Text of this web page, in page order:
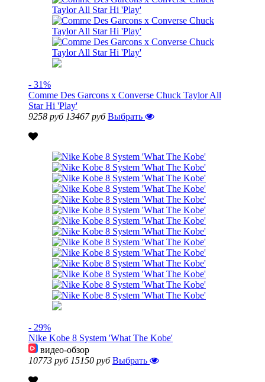
- 31%
Comme Des Garcons x Converse Chuck Taylor All
Star Hi 'Play'
9258 руб 13467 руб Выбрать
- 29%
Nike Kobe 8 System 'What The Kobe'
видео-обзор
10773 руб 15150 руб Выбрать